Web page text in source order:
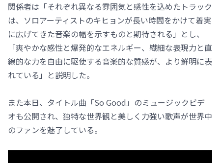
関係者は「それぞれ異なる雰囲気と感性を込めたトラック
は、ソロアーティストのキヒョンが長い時間をかけて着実
に広げてきた音楽の幅を示すものと期待される」とし、
「爽やかな感性と爆発的なエネルギー、繊細な表現力と直
線的な力を自由に駆使する音楽的な質感が、より鮮明に表
れている」と説明した。
また本日、タイトル曲「So Good」のミュージックビデ
オも公開され、独特な世界観と美しく力強い歌声が世界中
のファンを魅了している。